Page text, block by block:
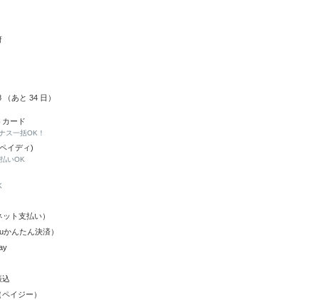
（あと 34 日）
カード
ス一括OK！
イディ)
いOK
ット支払い）
かんたん決済）
込
イジー）